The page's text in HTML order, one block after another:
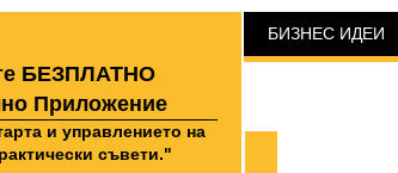
БИЗНЕС ИДЕИ
Изтеглете БЕЗПЛАТНО
Специално Приложение
"Успех в старта и управлението на
бизнеса: практически съвети."